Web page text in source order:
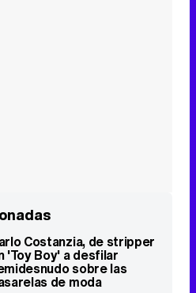
Costanzia, de stripper
'Toy Boy' a desfilar
sobre las
de moda